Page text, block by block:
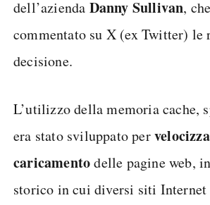
dell’azienda Danny Sullivan,
commentato su X (ex Twitter) le
decisione.
L’utilizzo della memoria cache,
era stato sviluppato per
caricamentodelle pagine web,
storico in cui diversi siti Internet